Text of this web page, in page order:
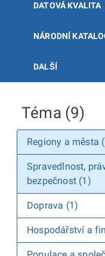
DATOVÁ KVALITA
NÁRODNÍ
DALŠÍ
Téma (9)
Regiony a města
Spravedlnost,
bezpečnost (1)
Doprava (1)
Hospodářství a